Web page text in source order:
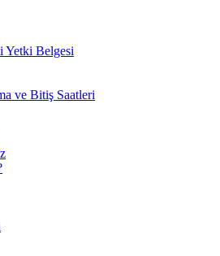
Yetki Belgesi
ve Bitiş Saatleri